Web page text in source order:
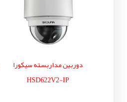
دوربین مداربسته سیکورا
HSD622V2-IP